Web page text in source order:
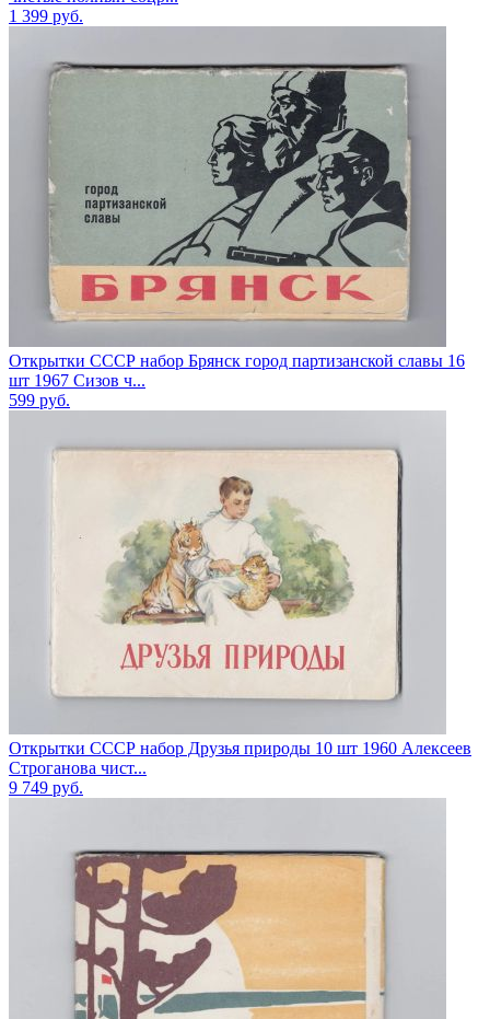
1 399 руб.
Открытки СССР набор Брянск город партизанской славы 16
шт 1967 Сизов ч...
599 руб.
Открытки СССР набор Друзья природы 10 шт 1960 Алексеев
Строганова чист...
9 749 руб.